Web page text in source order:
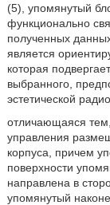
(5), упомянутый
функционально
полученных
является
которая
выбранного,
эстетической
отличающаяся
управления
корпуса, причем
поверхности
направлена в
упомянутый